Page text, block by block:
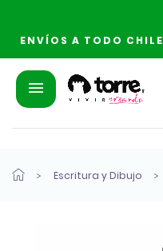
ENVÍOS A TODO CHILE
Escritura y Dibujo